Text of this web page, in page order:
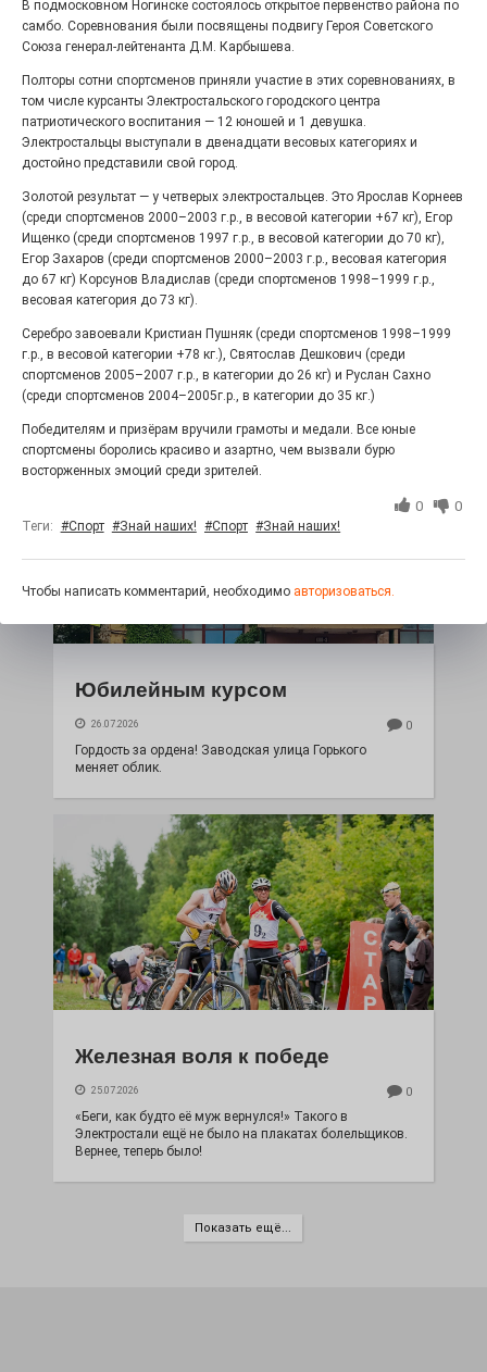
27.07.2026 0
Радость в квадрате! На этой неделе электростальцев
дважды порадует проект «Районы-кварталы».
100 футов под килем!
26.07.2026 0
«С ними дядька Черномор»
Юбилейным курсом
26.07.2026 0
Гордость за ордена! Заводская улица Горького
меняет облик.
Железная воля к победе
25.07.2026 0
«Беги, как будто её муж вернулся!» Такого в
Электростали ещё не было на плакатах болельщиков.
Вернее, теперь было!
Показать ещё...
В подмосковном Ногинске состоялось открытое первенство района по
самбо. Соревнования были посвящены подвигу Героя Советского
Союза генерал-лейтенанта Д.М. Карбышева.
Полторы сотни спортсменов приняли участие в этих соревнованиях, в
том числе курсанты Электростальского городского центра
патриотического воспитания — 12 юношей и 1 девушка.
Электростальцы выступали в двенадцати весовых категориях и
достойно представили свой город.
Золотой результат — у четверых электростальцев. Это Ярослав Корнеев
(среди спортсменов 2000–2003 г.р., в весовой категории +67 кг), Егор
Ищенко (среди спортсменов 1997 г.р., в весовой категории до 70 кг),
Егор Захаров (среди спортсменов 2000–2003 г.р., весовая категория
до 67 кг) Корсунов Владислав (среди спортсменов 1998–1999 г.р.,
весовая категория до 73 кг).
Серебро завоевали Кристиан Пушняк (среди спортсменов 1998–1999
г.р., в весовой категории +78 кг.), Святослав Дешкович (среди
спортсменов 2005–2007 г.р., в категории до 26 кг) и Руслан Сахно
(среди спортсменов 2004–2005г.р., в категории до 35 кг.)
Победителям и призёрам вручили грамоты и медали. Все юные
спортсмены боролись красиво и азартно, чем вызвали бурю
восторженных эмоций среди зрителей.
0 0
Теги: #Спорт #Знай наших! #Спорт #Знай наших!
Чтобы написать комментарий, необходимо авторизоваться.